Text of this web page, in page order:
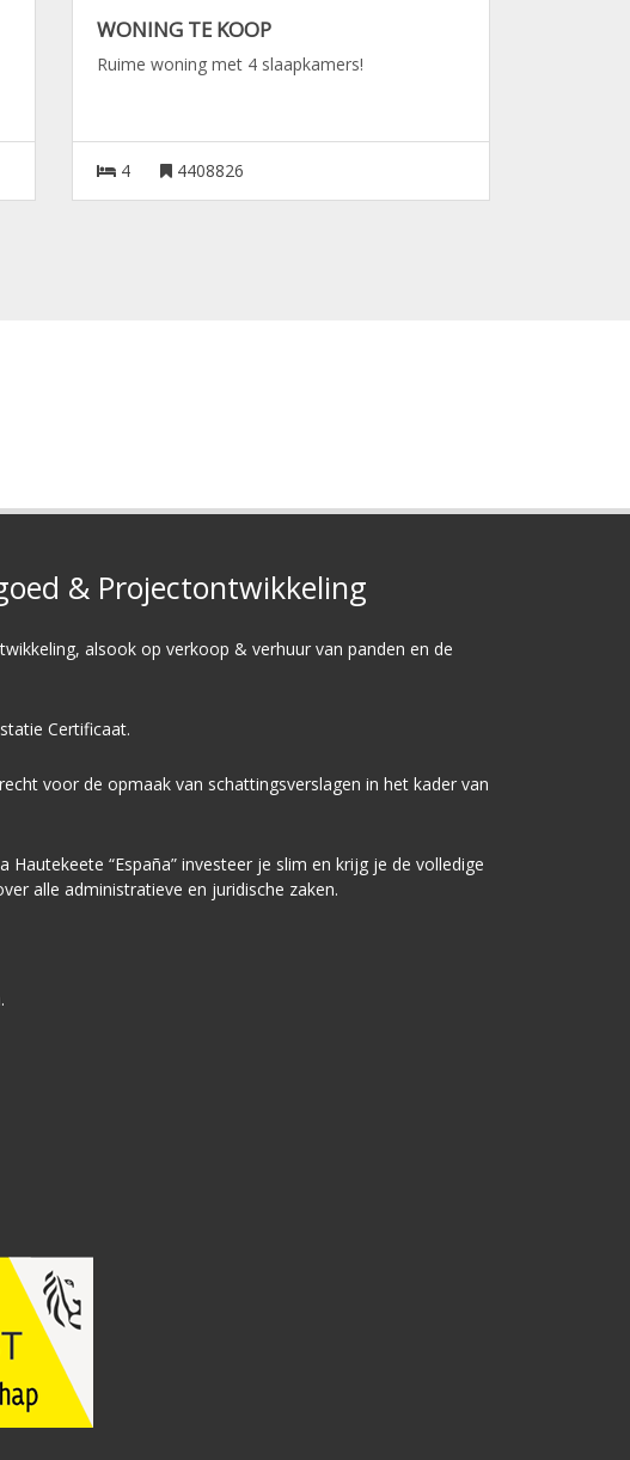
WONING TE KOOP
Ruime woning met 4 slaapkamers!
4 4408826
& Projectontwikkeling
, alsook op verkoop & verhuur van panden en de
Certificaat.
voor de opmaak van schattingsverslagen in het kader van
“España” investeer je slim en krijg je de volledige
alle administratieve en juridische zaken.